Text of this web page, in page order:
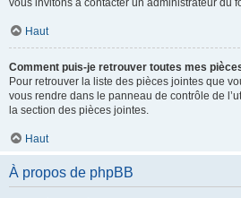
vous invitons à contacter un administrateur du
Haut
Comment puis-je retrouver toutes mes
Pour retrouver la liste des pièces jointes que
vous rendre dans le panneau de contrôle de
la section des pièces jointes.
Haut
À propos de phpBB